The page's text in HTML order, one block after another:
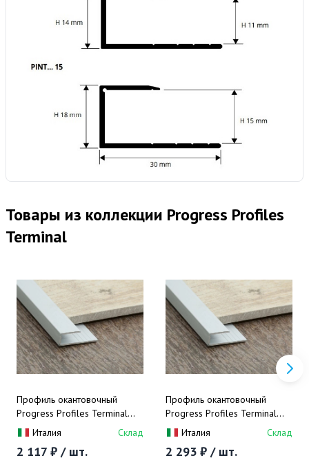
Товары из коллекции Progress Profiles
Terminal
Профиль окантовочный
Progress Profiles Terminal
PINTAA 09 2.7 м. (серебро),
Италия Склад
2 117 ₽ / шт.
Профиль окантовочный
Progress Profiles Terminal
PINTAA 13 2.7 м. (серебро),
Италия Склад
2 293 ₽ / шт.